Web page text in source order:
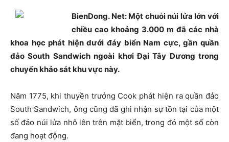
BienDong. Net: Một chuỗi núi lửa lớn với
chiều cao khoảng 3.000 m đã các nhà
khoa học phát hiện dưới đáy biển Nam cực, gần quần
đảo South Sandwich ngoài khơi Đại Tây Dương trong
chuyến khảo sát khu vực này.
Năm 1775, khi thuyền trưởng Cook phát hiện ra quần đảo
South Sandwich, ông cũng đã ghi nhận sự tồn tại của một
số đảo núi lửa nhô lên trên mặt biển, trong đó một số còn
đang hoạt động.